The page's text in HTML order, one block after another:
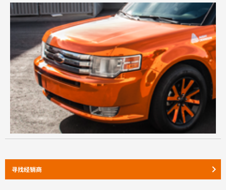
寻找经销商 keyboard_arrow_right